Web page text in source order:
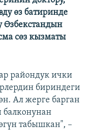
өз батиринде
Өзбекстандын
сөз кызматы
райондук ички
бириндеги
Ал жерге барган
балконунан
табышкан", –